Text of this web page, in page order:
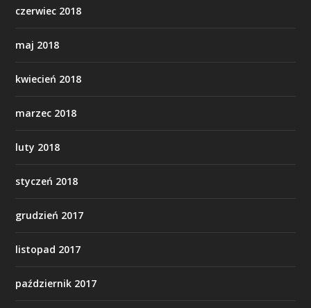
czerwiec 2018
maj 2018
kwiecień 2018
marzec 2018
luty 2018
styczeń 2018
grudzień 2017
listopad 2017
październik 2017